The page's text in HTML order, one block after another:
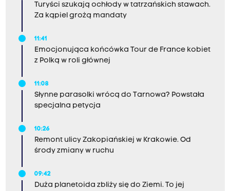
Turyści szukają ochłody w tatrzańskich stawach.
Za kąpiel grożą mandaty
11:41
Emocjonująca końcówka Tour de France kobiet
z Polką w roli głównej
11:08
Słynne parasolki wrócą do Tarnowa? Powstała
specjalna petycja
10:26
Remont ulicy Zakopiańskiej w Krakowie. Od
środy zmiany w ruchu
09:42
Duża planetoida zbliży się do Ziemi. To jej